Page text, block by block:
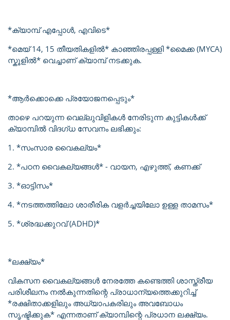
*ക്യാമ്പ് എപ്പോൾ, എവിടെ*
*മെയ് 14, 15 തീയതികളിൽ* കാഞ്ഞിരപ്പള്ളി *മൈക്ക (MYCA)
സ്കൂളിൽ* വെച്ചാണ് ക്യാമ്പ് നടക്കുക.
*ആർക്കൊക്കെ പ്രയോജനപ്പെടും*
താഴെ പറയുന്ന വെല്ലുവിളികൾ നേരിടുന്ന കുട്ടികൾക്ക്
ക്യാമ്പിൽ വിദഗ്ധ സേവനം ലഭിക്കും:
1. *സംസാര വൈകല്യം*
2. *പഠന വൈകല്യങ്ങൾ* - വായന, എഴുത്ത്, കണക്ക്
3. *ഓട്ടിസം*
4. *നടത്തത്തിലോ ശാരീരിക വളർച്ചയിലോ ഉള്ള താമസം*
5. *ശ്രദ്ധക്കുറവ് (ADHD)*
*ലക്ഷ്യം*
വികസന വൈകല്യങ്ങൾ നേരത്തേ കണ്ടെത്തി ശാസ്ത്രീയ
പരിശീലനം നൽകുന്നതിന്റെ പ്രാധാന്യത്തെക്കുറിച്ച്
*രക്ഷിതാക്കളിലും അധ്യാപകരിലും അവബോധം
സൃഷ്ടിക്കുക* എന്നതാണ് ക്യാമ്പിന്റെ പ്രധാന ലക്ഷ്യം.